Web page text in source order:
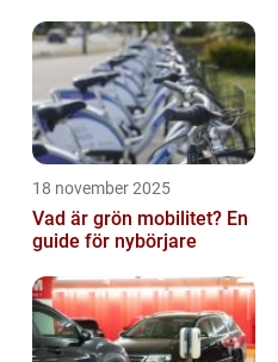
18 november 2025
Vad är grön mobilitet? En
guide för nybörjare